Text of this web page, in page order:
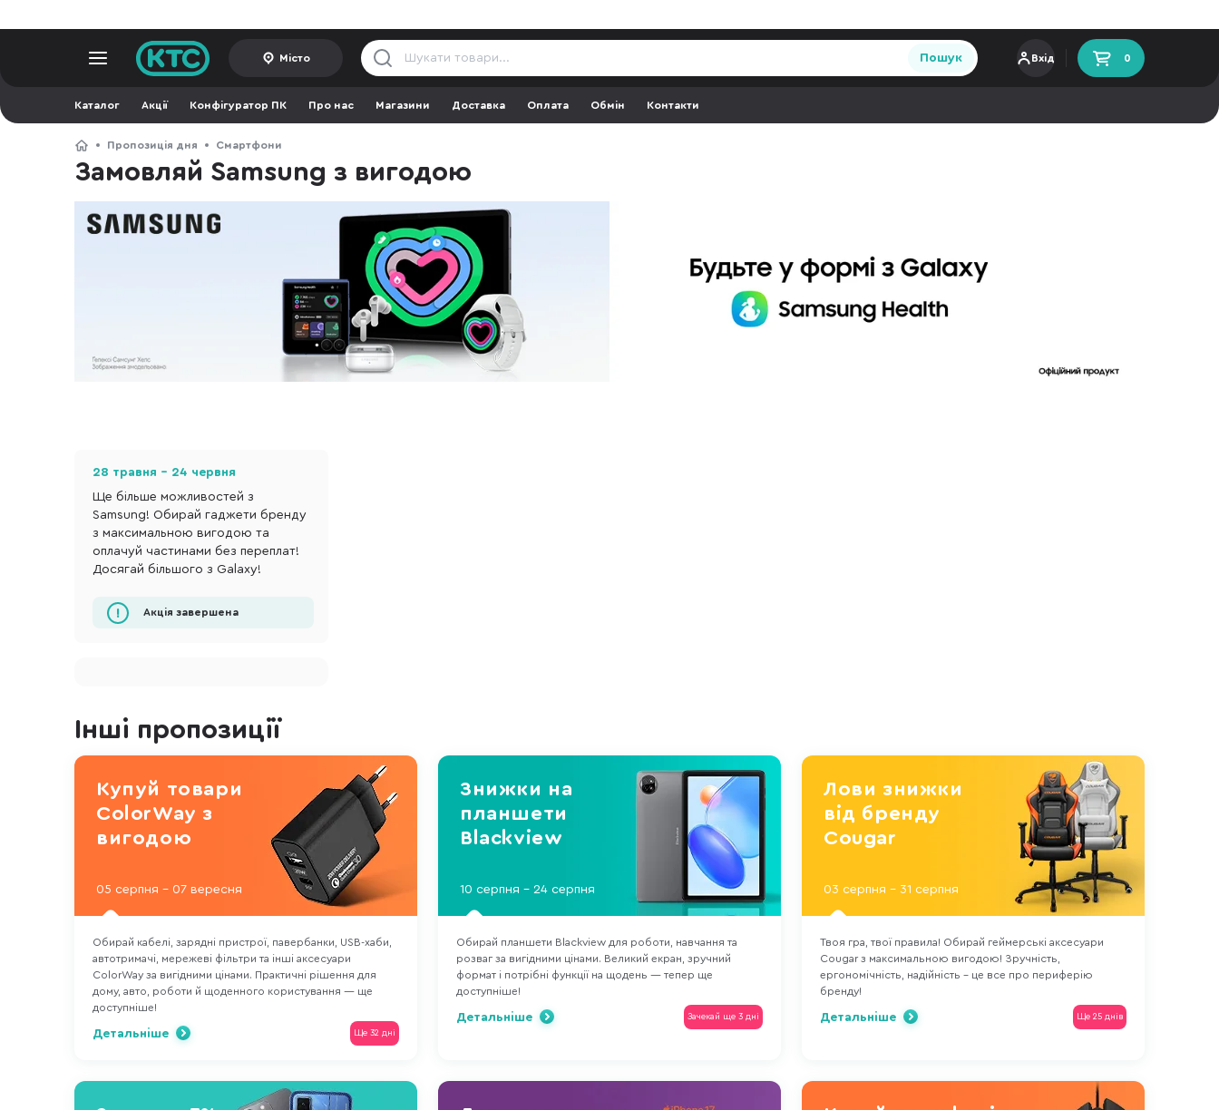
Місто Пошук Вхід 0
Каталог Акції Конфігуратор ПК Про нас Магазини Доставка Оплата Обмін Контакти
Пропозиція дня Смартфони
Замовляй Samsung з вигодою
28 травня - 24 червня
Ще більше можливостей з
Samsung! Обирай гаджети бренду
з максимальною вигодою та
оплачуй частинами без переплат!
Досягай більшого з Galaxy!
Акція завершена
Інші пропозиції
Купуй товари
ColorWay з
вигодою
05 серпня - 07 вересня
Обирай кабелі, зарядні пристрої, павербанки, USB-хаби,
автотримачі, мережеві фільтри та інші аксесуари
ColorWay за вигідними цінами. Практичні рішення для
дому, авто, роботи й щоденного користування — ще
доступніше!
Ще 32 дні
Детальніше
Знижки на
планшети
Blackview
10 серпня - 24 серпня
Обирай планшети Blackview для роботи, навчання та
розваг за вигідними цінами. Великий екран, зручний
формат і потрібні функції на щодень — тепер ще
доступніше!
Зачекай ще 3 дні
Детальніше
Лови знижки
від бренду
Cougar
03 серпня - 31 серпня
Твоя гра, твої правила! Обирай геймерські аксесуари
Cougar з максимальною вигодою! Зручність,
ергономічність, надійність – це все про периферію
бренду!
Ще 25 днів
Детальніше